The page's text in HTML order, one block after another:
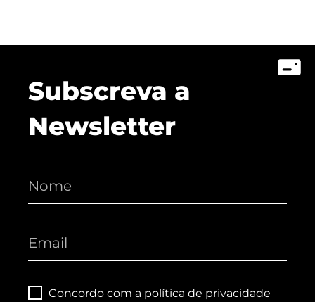
Subscreva a
Newsletter
Concordo com a política de privacidade